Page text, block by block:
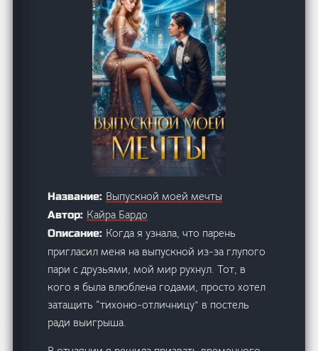
Название: Выпускной моей мечты
Автор: Кайра Бардо
Описание: Когда я узнала, что парень
пригласил меня на выпускной из-за глупого
пари с друзьями, мой мир рухнул. Тот, в
кого я была влюблена годами, просто хотел
затащить “тихоню-отличницу” в постель
ради выигрыша.